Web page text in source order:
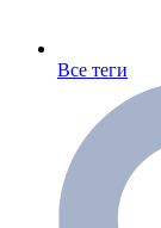
Все теги